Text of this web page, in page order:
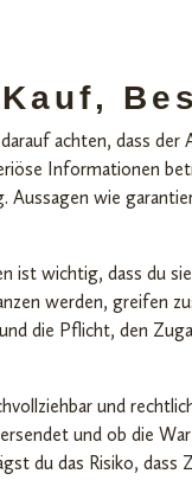
achten, dass
Informationen
Aussagen wie
ist wichtig, dass du
werden, greifen
die Pflicht, den
und
und ob die
du das Risiko,